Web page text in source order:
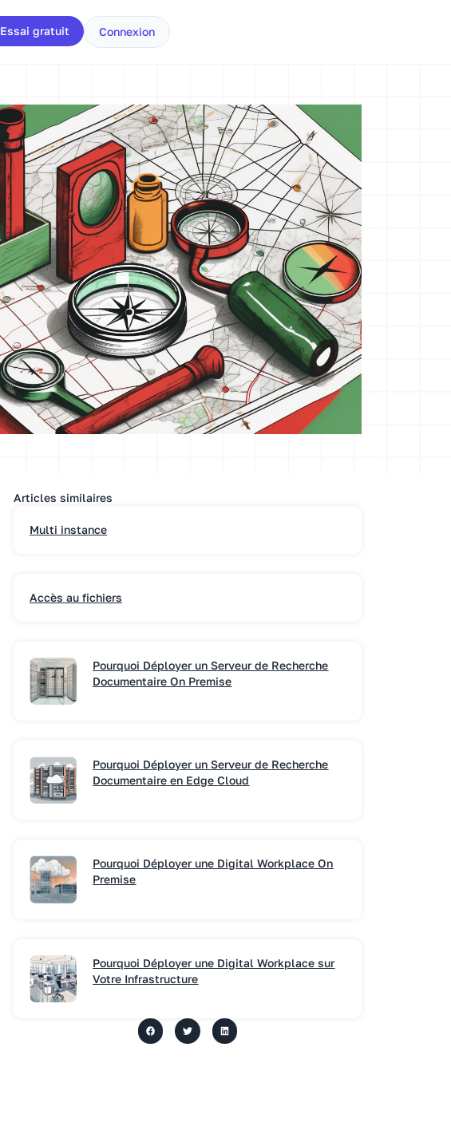
Essai gratuit Connexion
Articles similaires
Multi instance
Accès au fichiers
Pourquoi Déployer un Serveur de Recherche
Documentaire On Premise
Pourquoi Déployer un Serveur de Recherche
Documentaire en Edge Cloud
Pourquoi Déployer une Digital Workplace On
Premise
Pourquoi Déployer une Digital Workplace sur
Votre Infrastructure